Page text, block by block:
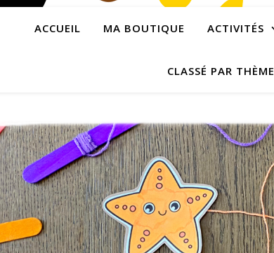
ACCUEIL MA BOUTIQUE ACTIVITÉS
CLASSÉ PAR THÈME